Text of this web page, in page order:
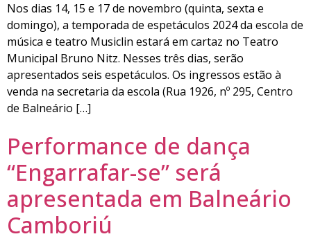
Nos dias 14, 15 e 17 de novembro (quinta, sexta e
domingo), a temporada de espetáculos 2024 da escola de
música e teatro Musiclin estará em cartaz no Teatro
Municipal Bruno Nitz. Nesses três dias, serão
apresentados seis espetáculos. Os ingressos estão à
venda na secretaria da escola (Rua 1926, nº 295, Centro
de Balneário […]
Performance de dança
“Engarrafar-se” será
apresentada em Balneário
Camboriú